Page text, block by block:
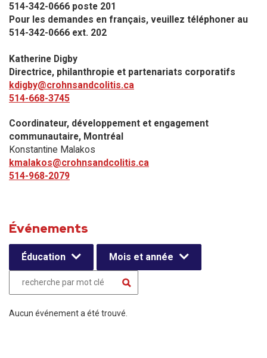
514-342-0666 poste 201​
Pour les demandes en français, veuillez téléphoner au
514-342-0666 ext. 202
Katherine Digby
Directrice, philanthropie et partenariats corporatifs
kdigby@crohnsandcolitis.ca
514-668-3745
Coordinateur, développement et engagement
communautaire​, Montréal
Konstantine Malakos
kmalakos@crohnsandcolitis.ca
514-968-2079
Événements
Éducation Mois et année
Aucun événement a été trouvé.